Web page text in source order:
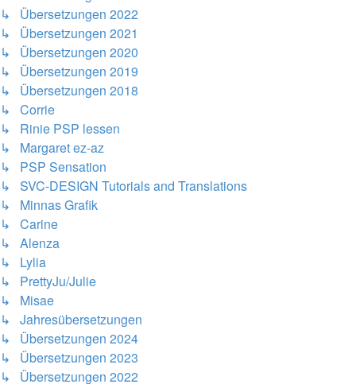
↳ Übersetzungen 2022
↳ Übersetzungen 2021
↳ Übersetzungen 2020
↳ Übersetzungen 2019
↳ Übersetzungen 2018
↳ Corrie
↳ Rinie PSP lessen
↳ Margaret ez-az
↳ PSP Sensation
↳ SVC-DESIGN Tutorials and Translations
↳ Minnas Grafik
↳ Carine
↳ Alenza
↳ Lylia
↳ PrettyJu/Julie
↳ Misae
↳ Jahresübersetzungen
↳ Übersetzungen 2024
↳ Übersetzungen 2023
↳ Übersetzungen 2022